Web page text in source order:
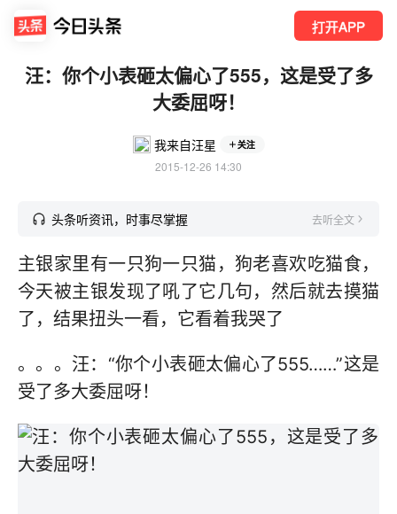
打开APP
汪：你个小表砸太偏心了555，这是受了多
大委屈呀！
我来自汪星 关注
2015-12-26 14:30
头条听资讯，时事尽掌握 去听全文
主银家里有一只狗一只猫，狗老喜欢吃猫食，
今天被主银发现了吼了它几句，然后就去摸猫
了，结果扭头一看，它看着我哭了
。。。汪：“你个小表砸太偏心了555……”这是
受了多大委屈呀！